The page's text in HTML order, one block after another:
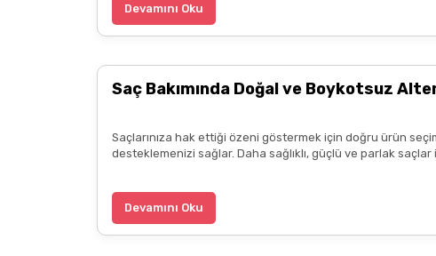
Devamını Oku
Saç Bakımında Doğal ve Boykotsuz
Saçlarınıza hak ettiği özeni göstermek için doğru ürün
desteklemenizi sağlar. Daha sağlıklı, güçlü ve parlak
Devamını Oku